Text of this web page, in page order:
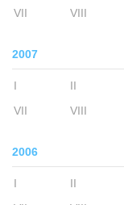
VII
VIII
2007
I II
VII
VIII
2006
I II